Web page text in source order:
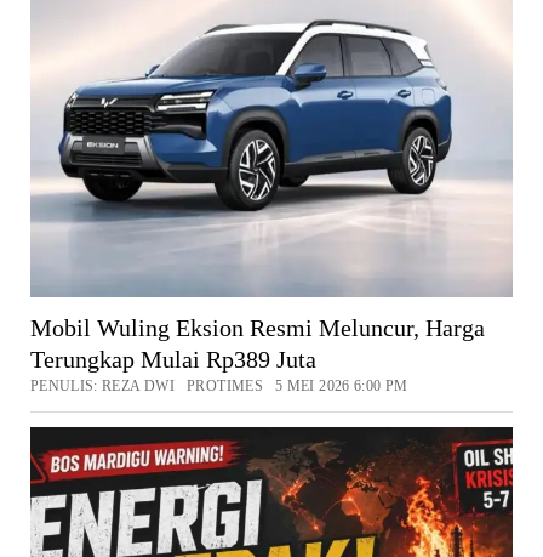
Mobil Wuling Eksion Resmi Meluncur, Harga
Terungkap Mulai Rp389 Juta
PENULIS: REZA DWI PROTIMES 5 MEI 2026 6:00 PM